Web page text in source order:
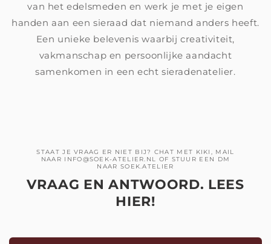
van het edelsmeden en werk je met je eigen
handen aan een sieraad dat niemand anders heeft.
Een unieke belevenis waarbij creativiteit,
vakmanschap en persoonlijke aandacht
samenkomen in een echt sieradenatelier.
STAAT JE VRAAG ER NIET BIJ? CHAT MET KIKI, MAIL
NAAR INFO@SOEK-ATELIER.NL OF STUUR EEN DM
NAAR SOEK.ATELIER
VRAAG EN ANTWOORD. LEES
HIER!